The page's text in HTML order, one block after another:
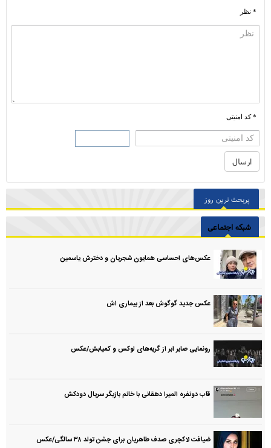
* نظر
* کد امنیتی
پربحث ترین روز
شبکه اجتماعی
عکس‌های احساسی همایون شجریان و دخترش یاسمین
عکس جدید گوگوش بعد از بیماری اش
رونمایی صابر ابر از گربه‌های لوکس و کمیابش/عکس
قاب دونفره المیرا دهقانی با خانم بازیگر سریال دودکش
ضیافت لاکچری صدف طاهریان برای جشن تولد ۳۸ سالگی‌/عکس